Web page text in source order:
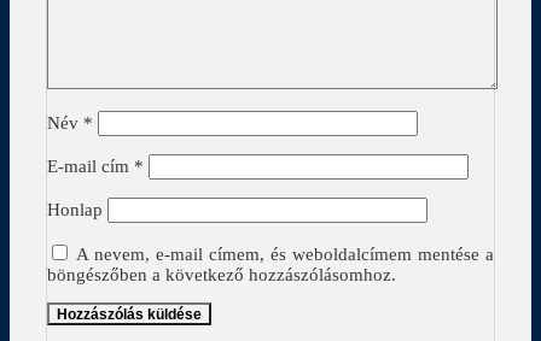
Név *
E-mail cím *
Honlap
A nevem, e-mail címem, és weboldalcímem mentése a
böngészőben a következő hozzászólásomhoz.